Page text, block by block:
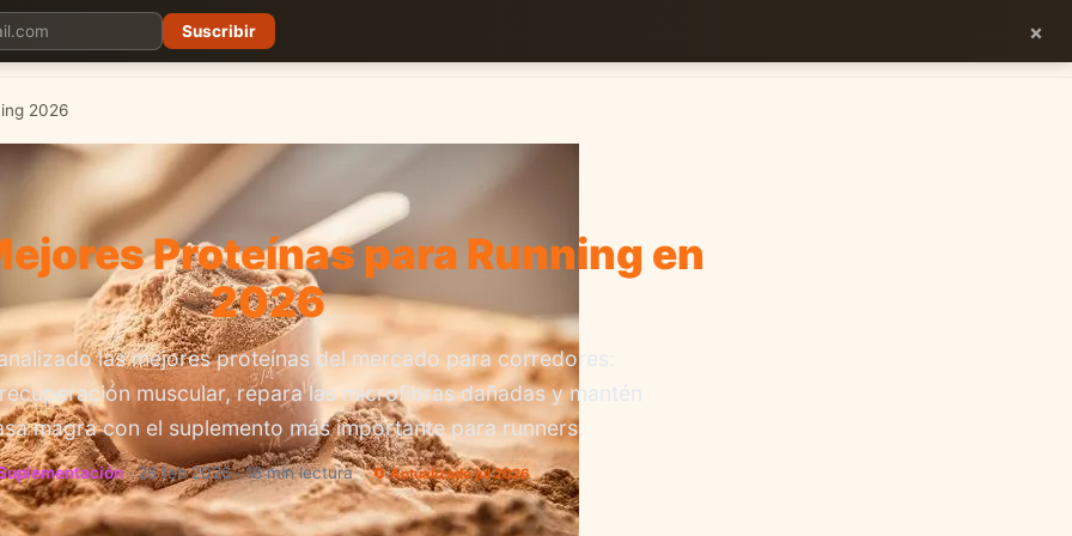
BlogCarreras Precios
2026
Proteínas para Running en
2026
las mejores proteínas del mercado para corredores:
muscular, repara las microfibras dañadas y mantén
magra con el suplemento más importante para runners.
· 28 feb 2026 · 18 min lectura 🔄 Actualizado jul 2026
Suscribir ×